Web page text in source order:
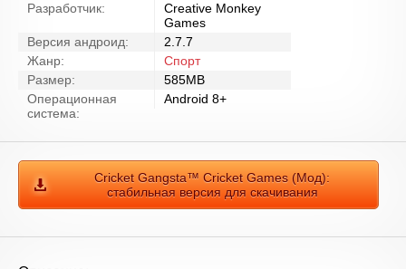
Разработчик:
Creative Monkey
Games
Версия андроид:
2.7.7
Жанр:
Спорт
Размер:
585MB
Операционная
система:
Android 8+
Cricket Gangsta™ Cricket Games (Мод):
стабильная версия для скачивания